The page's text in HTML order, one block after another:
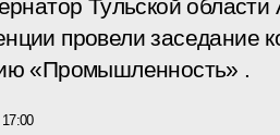
Тульской
провели заседание
«Промышленность» .
17:00